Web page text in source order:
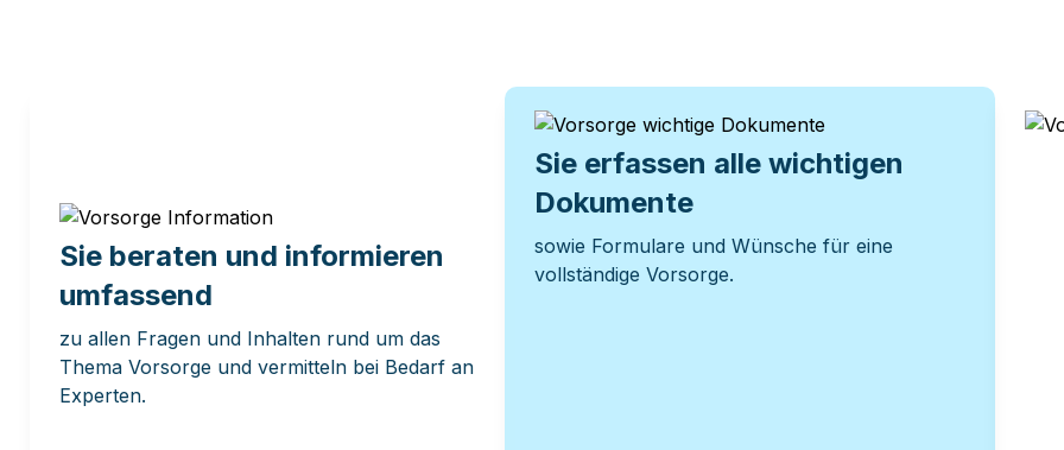
Sie beraten und informieren
umfassend
zu allen Fragen und Inhalten rund um das
Thema Vorsorge und vermitteln bei Bedarf an
Experten.
Sie erfassen alle wichtigen
Dokumente
sowie Formulare und Wünsche für eine
vollständige Vorsorge.